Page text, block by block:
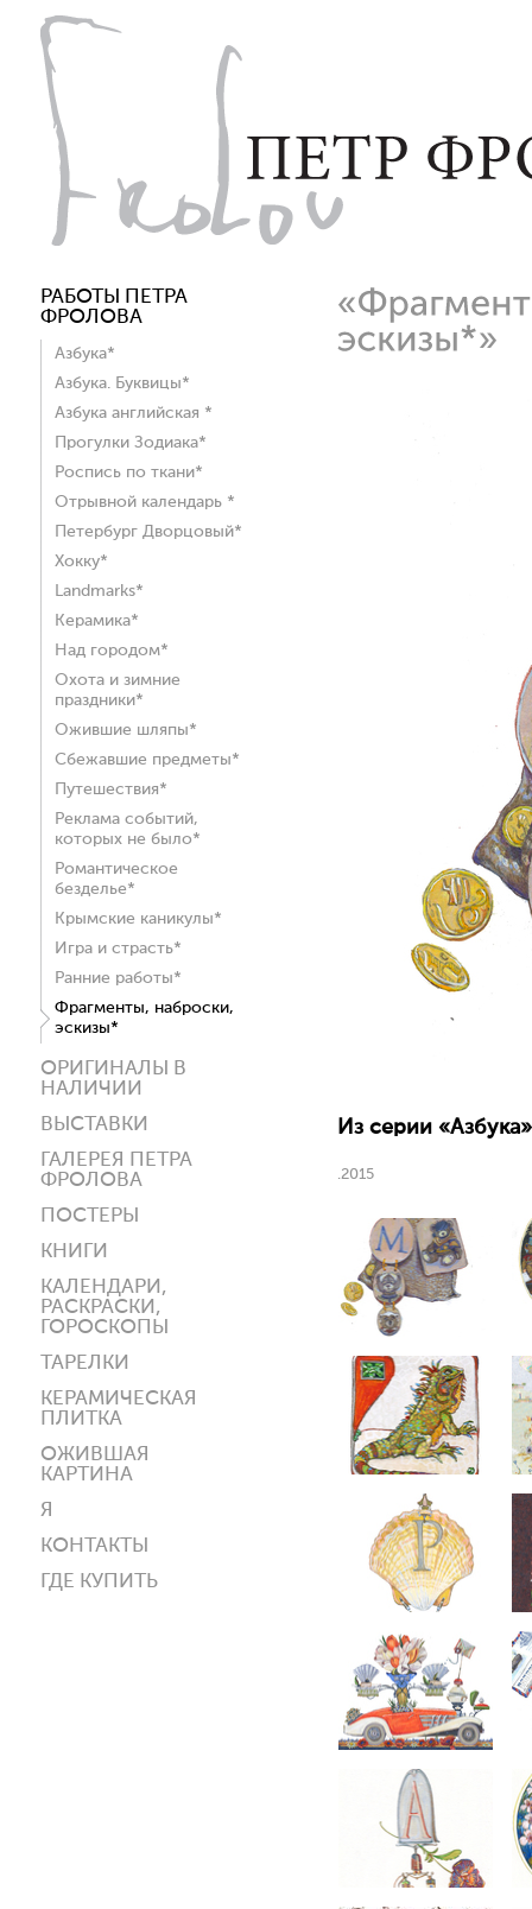
РАБОТЫ ПЕТРА
ФРОЛОВА
Азбука*
Азбука. Буквицы*
Азбука английская *
Прогулки Зодиака*
Роспись по ткани*
Отрывной календарь *
Петербург Дворцовый*
Хокку*
Landmarks*
Керамика*
Над городом*
Охота и зимние
праздники*
Ожившие шляпы*
Сбежавшие предметы*
Путешествия*
Реклама событий,
которых не было*
Романтическое
безделье*
Крымские каникулы*
Игра и страсть*
Ранние работы*
Фрагменты, наброски,
эскизы*
ОРИГИНАЛЫ В
НАЛИЧИИ
ВЫСТАВКИ
ГАЛЕРЕЯ ПЕТРА
ФРОЛОВА
ПОСТЕРЫ
КНИГИ
КАЛЕНДАРИ,
РАСКРАСКИ,
ГОРОСКОПЫ
ТАРЕЛКИ
КЕРАМИЧЕСКАЯ
ПЛИТКА
ОЖИВШАЯ
КАРТИНА
Я
КОНТАКТЫ
ГДЕ КУПИТЬ
Из серии
.2015